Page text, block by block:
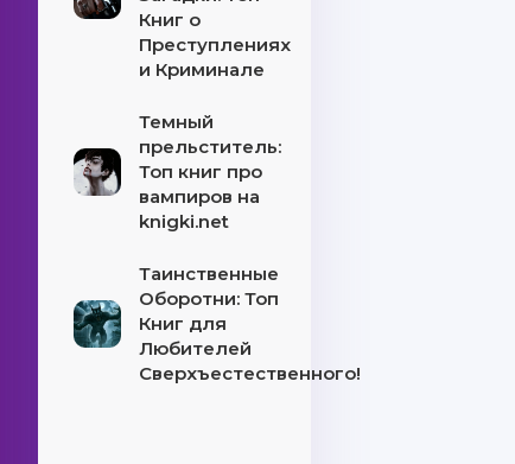
Книг о
Преступлениях
и Криминале
Темный
прельститель:
Топ книг про
вампиров на
knigki.net
Таинственные
Оборотни: Топ
Книг для
Любителей
Сверхъестественного!